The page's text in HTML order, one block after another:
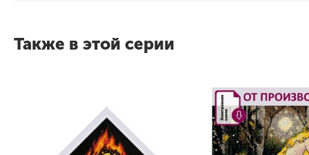
Также в этой серии